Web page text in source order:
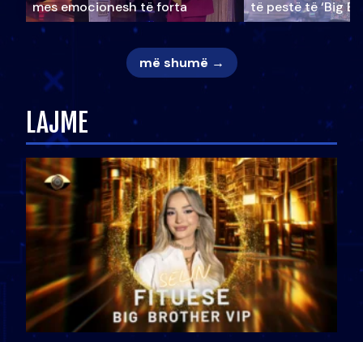
mes emocionesh të forta
të pestë të ‘Big
më shumë →
LAJME